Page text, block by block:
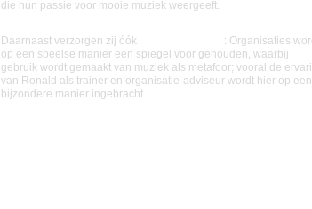
die hun passie voor mooie muziek weergeeft.
Daarnaast verzorgen zij óók
: Organisaties
op een speelse manier een spiegel voor gehouden, waarbij
gebruik wordt gemaakt van muziek als metafoor; vooral de
van Ronald als trainer en organisatie-adviseur wordt hier op een
bijzondere manier ingebracht.